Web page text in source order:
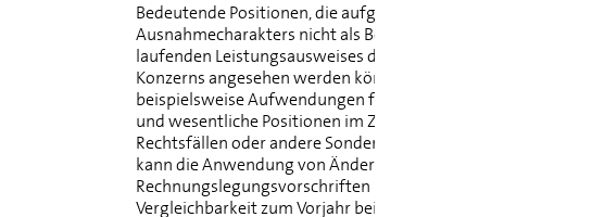
Bedeutende Positionen, die aufgrund ihres
Ausnahmecharakters nicht als Bestandteil des
laufenden Leistungsausweises des Swisscom
Konzerns angesehen werden können,
beispielsweise Aufwendungen für Stellenabbau
und wesentliche Positionen im Zusammenhang mit
Rechtsfällen oder andere Sondereffekte. Zudem
kann die Anwendung von Änderungen in der
Rechnungslegungsvorschriften nach IFRS die
Vergleichbarkeit zum Vorjahr beinträchtigen, wenn